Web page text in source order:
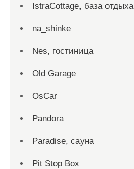
IstraCottage, база отдыха
na_shinke
Nes, гостиница
Old Garage
OsCar
Pandora
Paradise, сауна
Pit Stop Box